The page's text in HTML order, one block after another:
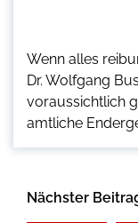
Wenn alles
Dr. Wolfgang
voraussichtlich
amtliche
Nächster